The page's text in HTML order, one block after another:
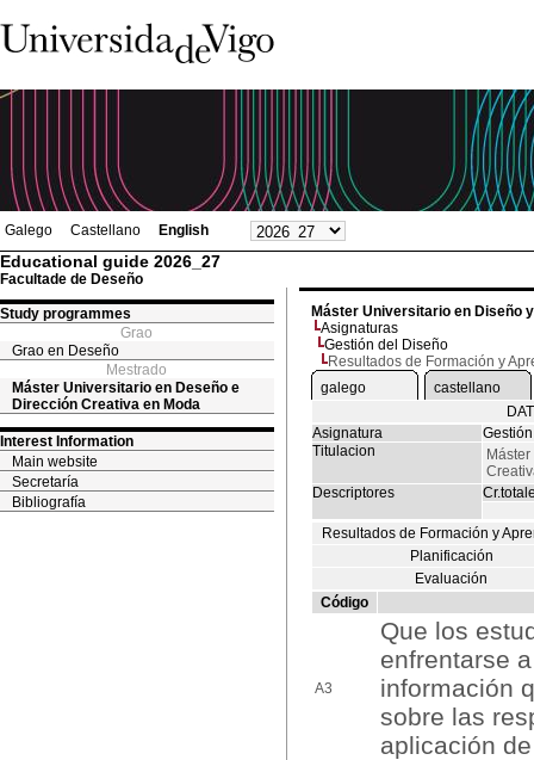
Galego Castellano English
Educational guide 2026_27
Facultade de Deseño
Study programmes
Grao
Grao en Deseño
Mestrado
Máster Universitario en Deseño e
Dirección Creativa en Moda
Interest Information
Main website
Secretaría
Bibliografía
Máster Universitario en Diseño
Asignaturas
Gestión del Diseño
Resultados de Formación y
galego
castellano
Asignatura
Titulacion
Descriptores
Resultados de Formación y
Planificación
Evaluación
Código
A3
Que los
enfrentarse
información
sobre las
aplicación